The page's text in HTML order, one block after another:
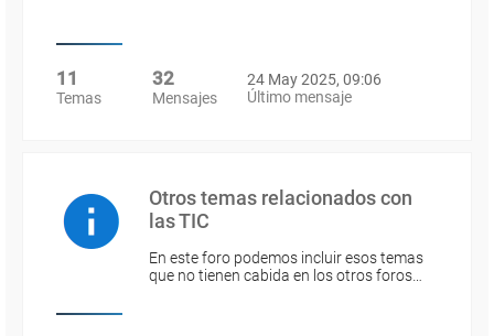
11
Temas
32
Mensajes
24 May 2025, 09:06
Último mensaje
Otros temas relacionados con
las TIC
En este foro podemos incluir esos temas
que no tienen cabida en los otros foros…